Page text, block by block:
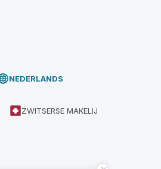
NEDERLANDS
ZWITSERSE MAKELIJ